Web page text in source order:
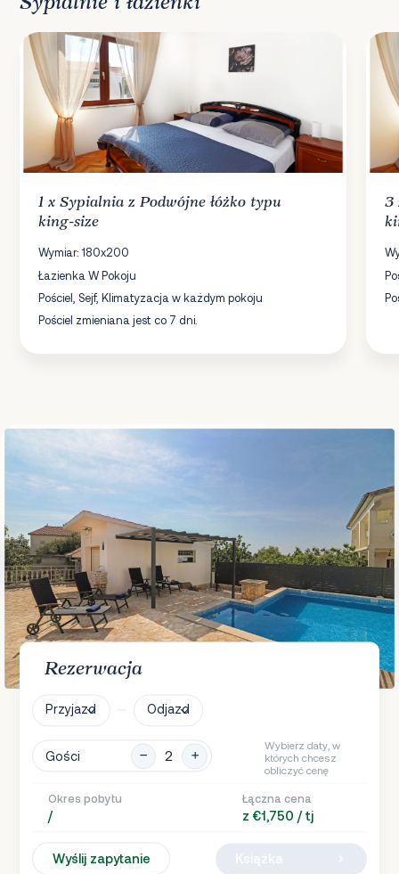
1 xSypialniaz Podwójne łóżko typu
king-size
Wymiar: 180x200
Łazienka W Pokoju
Pościel, Sejf, Klimatyzacja w każdym pokoju
Pościel zmieniana jest co 7 dni.
3
Rezerwacja
Przyjazd Odjazd
Gości
Wybierz daty, w
których chcesz
obliczyć cenę
Okres pobytu
/
Łączna cena
z €1,750 / tj
Wyślij zapytanie